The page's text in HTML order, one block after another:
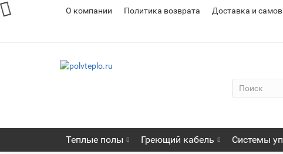
О компании Политика возврата Доставка и
Теплые полы Греющий кабель Системы